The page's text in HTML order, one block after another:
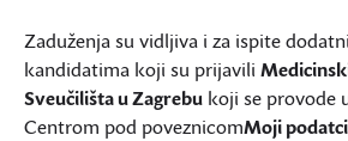
Zaduženja su vidljiva i za ispite
kandidatima koji su prijavili
Sveučilišta u Zagrebu koji se provode
Centrom pod poveznicomMoji